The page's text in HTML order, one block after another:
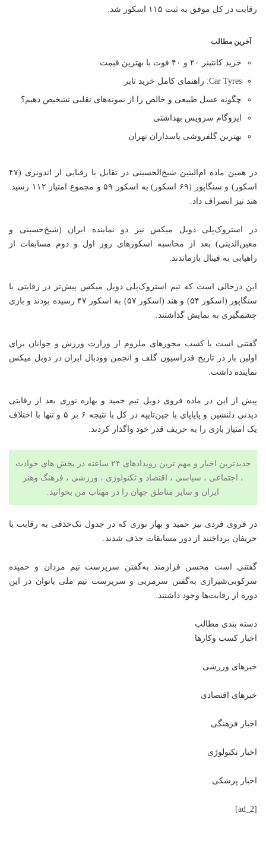
رقابت در کل موفق به ثبت ۱۱۵ اسکور شد.
آخرین مطالب
خرید کانتینر ۲۰ و ۴۰ فوت با بهترین قیمت
Car Tyres: راهنمای کامل خرید تایر
چگونه عسل طبیعی و خالص را از نمونه‌های تقلبی تشخیص دهیم؟
ایزوگام سرویس بهداشتی
بهترین گلفروشی پاسداران تهران
در همین ماده ام‌البنین شیخ‌الحسینی در تقابل با رقبایی از اندونزی (۴۷
اسکور) و سنگاپور (۶۹ اسکور) به اسکور ۵۹ و مجموع امتیاز ۱۱۲ رسید.
هند نیز انصراف داد.
در استروک‌پلی دوبل میکس نیز دو نماینده ایران (شیخ‌حسینی و
معین‌الدینی) بعد از محاسبه اسکورهای روز اول و دوم مسابقات از
راهیابی به فینال بازماندند.
این درحالی است که تیم استروک‌پلی دوبل میکس پیش‌تر در رقابتی با
سنگاپور (اسکور ۵۴) و هند (اسکور ۵۷) به اسکور ۴۷ رسیده بودند و بازی
چشمگیری به نمایش گذاشتند.
گفتنی است با کسب مجوزهای ملزوم از وزارت ورزش و جوانان برای
اولین بار در تاریخ فدراسیون گلف و انجمن وودبال ایران در دوبل میکس
نماینده داشت.
پیش از این در ماده فروی دوبل تیم حمید و بهاره نوری بعد از رقابتی
دیدنی دلنشین و پایاپای با چین‌تایپه در کل با نتیجه ۶ بر ۵ و تنها با اختلاف
یک امتیاز بازی را به حریف قدر خود واگذار کردند.
جدیدترین اخبار و مهم ترین رویدادهای ۲۴ ساعته در بخش های حوادث
، اجتماعی ، سیاسی ، اقتصاد و تکنولوژی ، ورزشی ، فرهنگ وهنر
ایران و سایر مناطق جهان را در مهتاب من بخوانید.
در فروی فردی نیز حمید و بهار نوری که در جدول تک‌حذفی به رقابت با
حریفان پرداختند از دور مسابقات حذف شدند.
گفتنی است محسن فرازمند به‌گفتن سرپرست تیم مردان و حمیده
سرکوبی‌شیرازی به‌گفتن سرمربی و سرپرست تیم ملی بانوان در این
دوره از رقابت‌ها وجود داشتند.
دسته بندی مطالب
اخبار کسب وکارها
خبرهای ورزشی
خبرهای اقتصادی
اخبار فرهنگی
اخبار تکنولوژی
اخبار پزشکی
[ad_2]